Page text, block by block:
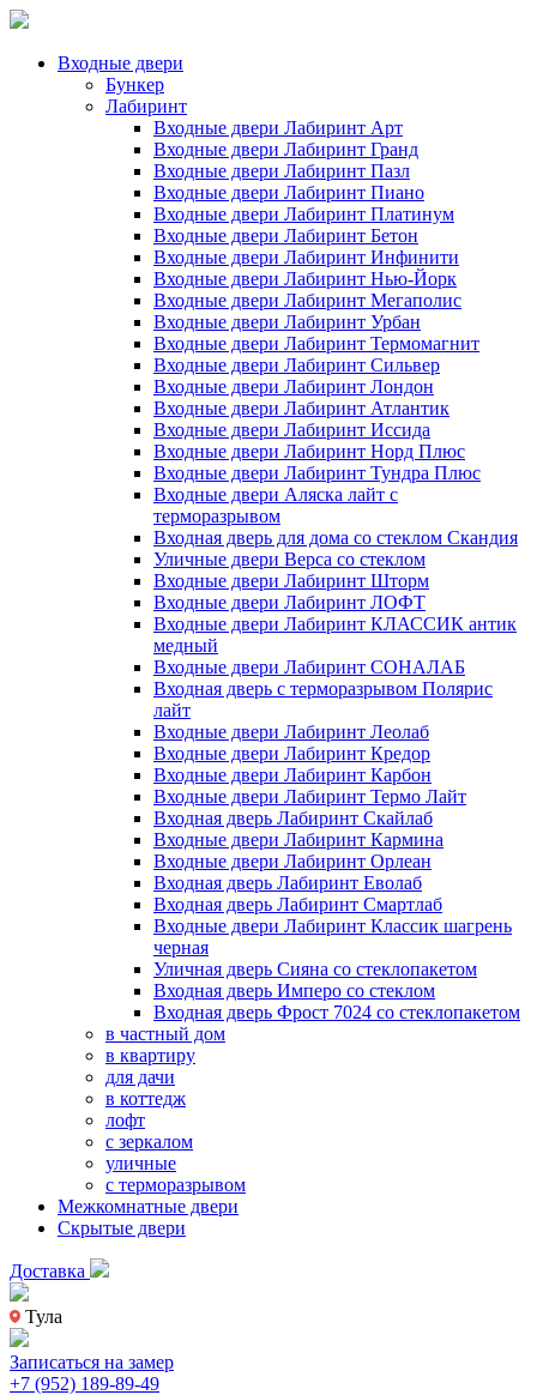
Входные двери
Бункер
Лабиринт
Входные двери Лабиринт Арт
Входные двери Лабиринт Гранд
Входные двери Лабиринт Пазл
Входные двери Лабиринт Пиано
Входные двери Лабиринт Платинум
Входные двери Лабиринт Бетон
Входные двери Лабиринт Инфинити
Входные двери Лабиринт Нью-Йорк
Входные двери Лабиринт Мегаполис
Входные двери Лабиринт Урбан
Входные двери Лабиринт Термомагнит
Входные двери Лабиринт Сильвер
Входные двери Лабиринт Лондон
Входные двери Лабиринт Атлантик
Входные двери Лабиринт Иссида
Входные двери Лабиринт Норд Плюс
Входные двери Лабиринт Тундра Плюс
Входные двери Аляска лайт с
терморазрывом
Входная дверь для дома со стеклом Скандия
Уличные двери Верса со стеклом
Входные двери Лабиринт Шторм
Входные двери Лабиринт ЛОФТ
Входные двери Лабиринт КЛАССИК антик
медный
Входные двери Лабиринт СОНАЛАБ
Входная дверь с терморазрывом Полярис
лайт
Входные двери Лабиринт Леолаб
Входные двери Лабиринт Кредор
Входные двери Лабиринт Карбон
Входные двери Лабиринт Термо Лайт
Входная дверь Лабиринт Скайлаб
Входные двери Лабиринт Кармина
Входные двери Лабиринт Орлеан
Входная дверь Лабиринт Еволаб
Входная дверь Лабиринт Смартлаб
Входные двери Лабиринт Классик шагрень
черная
Уличная дверь Сияна со стеклопакетом
Входная дверь Имперо со стеклом
Входная дверь Фрост 7024 со стеклопакетом
в частный дом
в квартиру
для дачи
в коттедж
лофт
с зеркалом
уличные
с терморазрывом
Межкомнатные двери
Скрытые двери
Доставка
Тула
Записаться на замер
+7 (952) 189-89-49